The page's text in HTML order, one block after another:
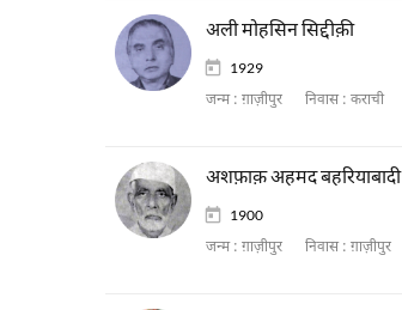
अली मोहसिन सिद्दीक़ी
1929
जन्म : ग़ाज़ीपुर निवास : कराची
अशफ़ाक़ अहमद बहरियाबादी
1900
जन्म : ग़ाज़ीपुर निवास : ग़ाज़ीपुर